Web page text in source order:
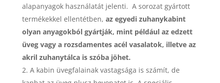
alapanyagok használatát jelenti. A sorozat gyártott
termékekkel ellentétben, az egyedi zuhanykabint
olyan anyagokból gyártják, mint például az edzett
üveg vagy a rozsdamentes acél vasalatok, illetve az
akril zuhanytálca is szóba jöhet.
A kabin üvegfalainak vastagsága is számít, de